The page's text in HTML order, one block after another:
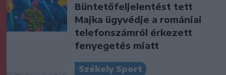
Büntetőfeljelentést tett
Majka ügyvédje a romániai
telefonszámról érkezett
fenyegetés miatt
Székely Sport